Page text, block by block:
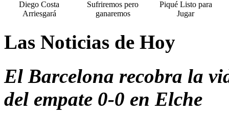
Diego Costa
Arriesgará
Sufriremos pero
ganaremos
Piqué Listo para
Jugar
Las Noticias de Hoy
El Barcelona recobra la
del empate 0-0 en Elche